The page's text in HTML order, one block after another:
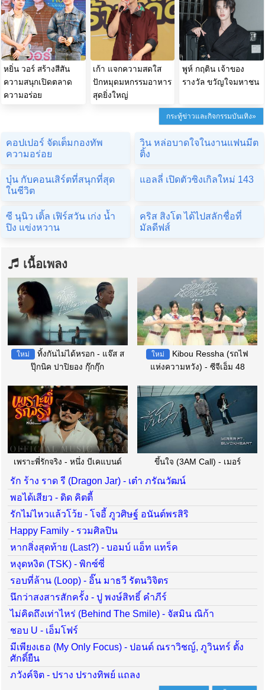
หยิ่น วอร์ สร้างสีสัน
ความสนุกเปิดตลาด
ความอร่อย
เก้า แจกความสดใส
ปักหมุดมหกรรมอาหาร
สุดยิ่งใหญ่
พูห์ กฤติน เจ้าของ
รางวัล ขวัญใจมหาชน
กระทู้ข่าวและกิจกรรมบันเทิง»
คอปเปอร์ จัดเต็มกองทัพ
ความอร่อย
วิน หล่อบาดใจในงานแฟนมีต
ติ้ง
บุ๋น กับคอนเสิร์ตที่สนุกที่สุด
ในชีวิต
แอลลี่ เปิดตัวซิงเกิลใหม่ 143
ซี นุนิว เติ้ล เฟิร์สวัน เก่ง น้ำ
ปิง แข่งหวาน
คริส สิงโต ได้ไปสลักชื่อที่
มัลดีฟส์
เนื้อเพลง
ใหม่
ทิ้งกันไม่ได้หรอก - แจ๊ส ส
ปุ๊กนิค ปาปิยอง กุ๊กกุ๊ก
ใหม่
Kibou Ressha (รถไฟ
แห่งความหวัง) - ซีจีเอ็ม 48
เพราะพี่รักจริง - หนึ่ง บีเคแบนด์ ขึ้นใจ (3AM Call) - เมอร์
รัก ร้าง ราด รี (Dragon Jar) - เต๋า ภรัณวัฒน์
พอได้เสียว - ดิด คิตตี้
รักไม่ไหวแล้วโว้ย - โจอี้ ภูวศิษฐ์ อนันต์พรสิริ
Happy Family - รวมศิลปิน
หากสิ่งสุดท้าย (Last?) - บอมบ์ แอ็ท แทร็ค
หงุดหงิด (TSK) - พิกซ์ซี่
รอบที่ล้าน (Loop) - อิ๊น มาธวี รัตนวิจิตร
นึกว่าสงสารสักครั้ง - ปู พงษ์สิทธิ์ คำภีร์
ไม่คิดถึงเท่าไหร่ (Behind The Smile) - จัสมิน ณิก้า
ชอบ U - เอ็มโฟร์
มีเพียงเธอ (My Only Focus) - ปอนด์ ณราวิชญ์, ภูวินทร์ ตั้ง
ศักดิ์ยืน
ภวังค์จิต - ปราง ปรางทิพย์ แถลง